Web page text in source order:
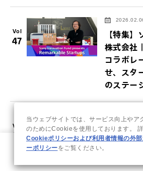
Vol
47
【特集
株式会社
コラボレ
せ、スタ
のステー
Vol
48
株式会社
ミライを
次世代
くエンタ
当ウェブサイトでは、サービス向上やア
のためにCookieを使用しております。 詳
Cookieポリシーおよび利用者情報の外
ーポリシーをご覧ください。